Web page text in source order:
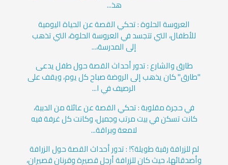
هذ...
العروسة الحلوة : تحكي القصة عن الحياة اليومية
للأطفال، التي تتجسد في العروسة الحلوة، التي تذهب
إلى المدرسة،...
طارق والشارع : تدور أحداث القصة حول طفل يدعى
"طارق" كان يذهب إلى الروضة صباح كل يوم، ويقف على
الرصيف في ا...
في حجرة مقلوبة : تحكي القصة عن عائلة من الدببة،
كانت تسكن في بيت مرتب وجميل، وكانت كل غرفة فيه
لامعة وبراقة...
لم للزرافة رقبة طويلة؟! : تدور أحداث القصة حول الزرافة
وأصدقائها، حيث كان للزرافة أرجل قصيرة وقرنان قصيران،